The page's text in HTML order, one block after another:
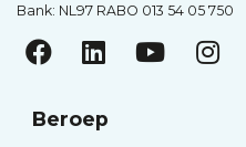
Bank: NL97 RABO 013 54 05 750
Beroep